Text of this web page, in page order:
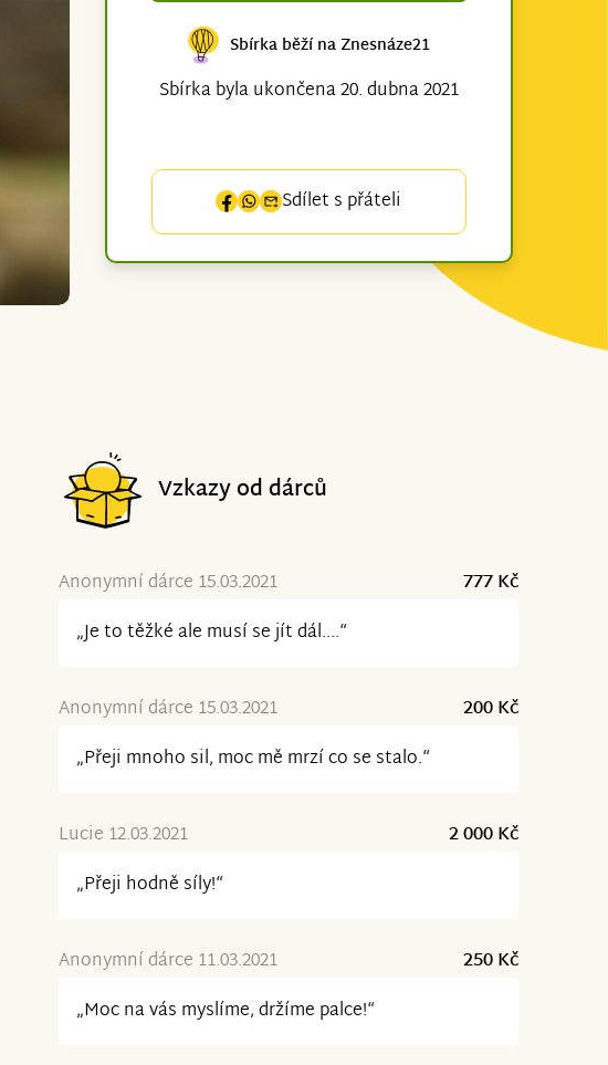
Sbírka běží na Znesnáze21
Sbírka byla ukončena 20. dubna 2021
Sdílet s přáteli
Vzkazy od dárců
Anonymní dárce 15.03.2021
777 Kč
„Je to těžké ale musí se jít dál....“
Anonymní dárce 15.03.2021
200 Kč
„Přeji mnoho sil, moc mě mrzí co se stalo.“
Lucie 12.03.2021
2 000 Kč
„Přeji hodně síly!“
Anonymní dárce 11.03.2021
250 Kč
„Moc na vás myslíme, držíme palce!“